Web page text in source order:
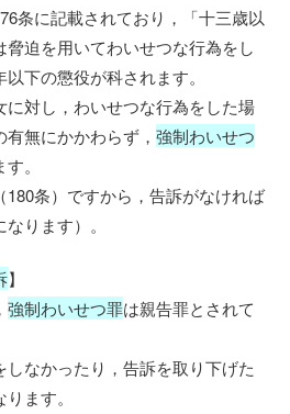
条に記載されており，「十三歳以
脅迫を用いてわいせつな行為をし
下の懲役が科されます。
に対し，わいせつな行為をした場
有無にかかわらず，強制わいせつ
。
180条）ですから，告訴がなければ
なります）。
】
強制わいせつ罪は親告罪とされて
なかったり，告訴を取り下げた
ます。